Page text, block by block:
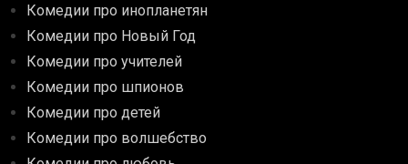
Комедии про инопланетян
Комедии про Новый Год
Комедии про учителей
Комедии про шпионов
Комедии про детей
Комедии про волшебство